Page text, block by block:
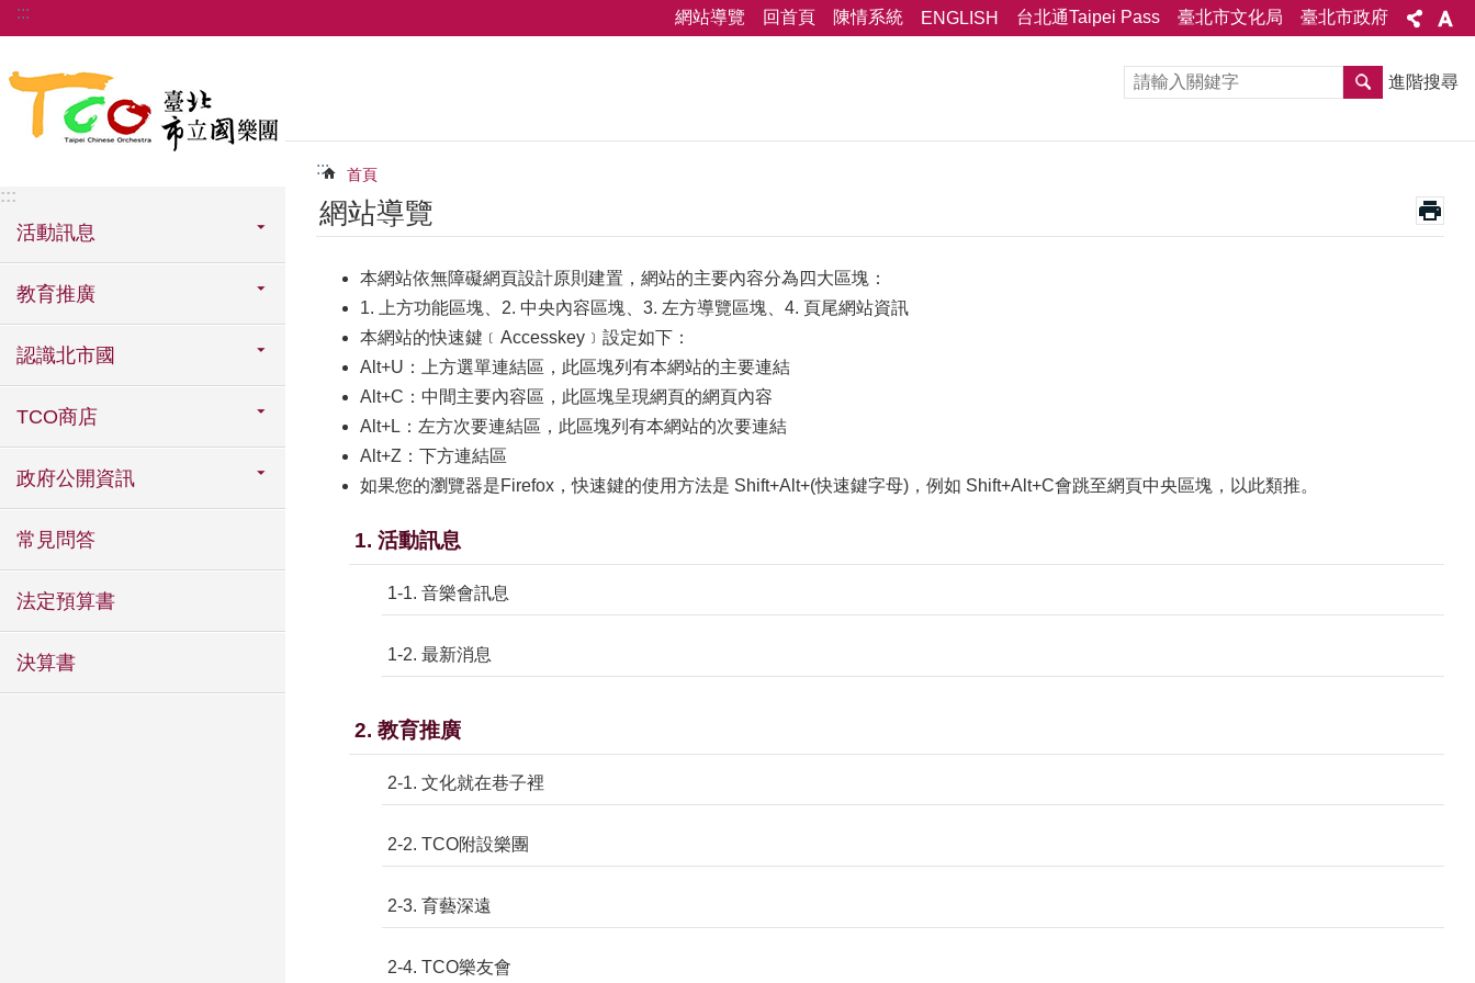
跳到主要內容區塊
::: 網站導覽 回首頁 陳情系統 ENGLISH 台北通Taipei Pass 臺北市文化局 臺北市政府
:::
活動訊息
教育推廣
認識北市國
TCO商店
政府公開資訊
常見問答
法定預算書
決算書
進階搜尋
::: 首頁
網站導覽
本網站依無障礙網頁設計原則建置，網站的主要內容分為四大區塊：
1. 上方功能區塊、2. 中央內容區塊、3. 左方導覽區塊、4. 頁尾網站資訊
本網站的快速鍵﹝Accesskey﹞設定如下：
Alt+U：上方選單連結區，此區塊列有本網站的主要連結
Alt+C：中間主要內容區，此區塊呈現網頁的網頁內容
Alt+L：左方次要連結區，此區塊列有本網站的次要連結
Alt+Z：下方連結區
如果您的瀏覽器是Firefox，快速鍵的使用方法是 Shift+Alt+(快速鍵字母)，例如 Shift+Alt+C會跳至網頁中央區塊，以此類推。
1. 活動訊息
1-1. 音樂會訊息
1-2. 最新消息
2. 教育推廣
2-1. 文化就在巷子裡
2-2. TCO附設樂團
2-3. 育藝深遠
2-4. TCO樂友會